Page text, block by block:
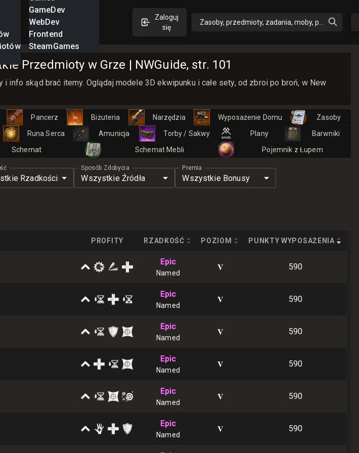
GameDev
WebDev
Frontend
SteamGames
Zaloguj
się
Zasoby, przedmioty, zadania, moby, perki,
Przedmioty w Grze | NWGuide, str. 101
info skąd brać itemy. Oglądaj modele 3D ekwipunku i całe sety, od zbroi po broń, w New
Pancerz Biżuteria Narzędzia Wyposażenie Domu
Zasoby
Runa Serca Amunicja Torby / Sakwy Plany
Barwniki
Schemat Schemat Mebli Pojemnik z Łupem
Rzadkości
Sposób Zdobycia
Wszystkie Źródła
Premia
Wszystkie Bonusy
PROFITY RZADKOŚĆ POZIOM PUNKTY WYPOSAŻENIA
Epic
Named
V 590
Epic
Named
V 590
Epic
Named
V 590
Epic
Named
V 590
Epic
Named
V 590
Epic
Named
V 590